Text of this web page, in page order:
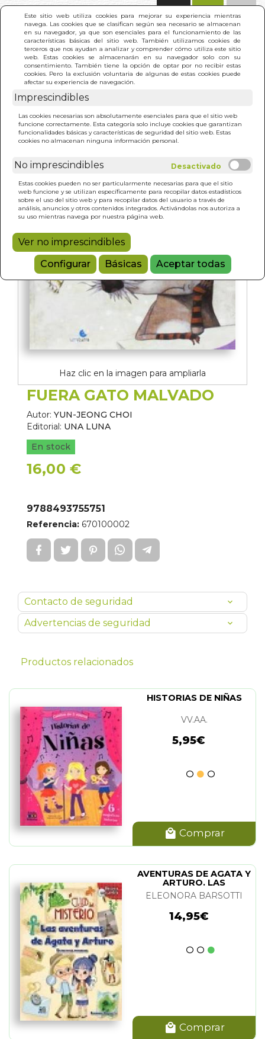
Este sitio web utiliza cookies para mejorar su experiencia mientras
navega. Las cookies que se clasifican según sea necesario se almacenan
en su navegador, ya que son esenciales para el funcionamiento de las
características básicas del sitio web. También utilizamos cookies de
terceros que nos ayudan a analizar y comprender cómo utiliza este sitio
web. Estas cookies se almacenarán en su navegador solo con su
consentimiento. También tiene la opción de optar por no recibir estas
cookies. Pero la exclusión voluntaria de algunas de estas cookies puede
afectar su experiencia de navegación.
Imprescindibles
Las cookies necesarias son absolutamente esenciales para que el sitio web
funcione correctamente. Esta categoría solo incluye cookies que garantizan
funcionalidades básicas y características de seguridad del sitio web. Estas
cookies no almacenan ninguna información personal.
No imprescindibles
Estas cookies pueden no ser particularmente necesarias para que el sitio
web funcione y se utilizan específicamente para recopilar datos estadísticos
sobre el uso del sitio web y para recopilar datos del usuario a través de
análisis, anuncios y otros contenidos integrados. Activándolas nos autoriza a
su uso mientras navega por nuestra página web.
Ver no imprescindibles
Configurar
Básicas Aceptar todas
INICIO > FUERA GATO MALVADO
Haz clic en la imagen para ampliarla
FUERA GATO MALVADO
Autor: YUN-JEONG CHOI
Editorial: UNA LUNA
En stock
16,00 €
9788493755751
Referencia: 670100002
Contacto de seguridad
Advertencias de seguridad
Productos relacionados
HISTORIAS DE NIÑAS
VV.AA.
5,95€
Comprar
AVENTURAS DE AGATA Y
ARTURO. LAS
ELEONORA BARSOTTI
14,95€
Comprar